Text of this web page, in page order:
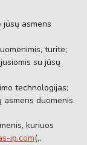
jūsų asmens
turite;
su jūsų
technologijas;
duomenis.
kuriuos
ip.com(„